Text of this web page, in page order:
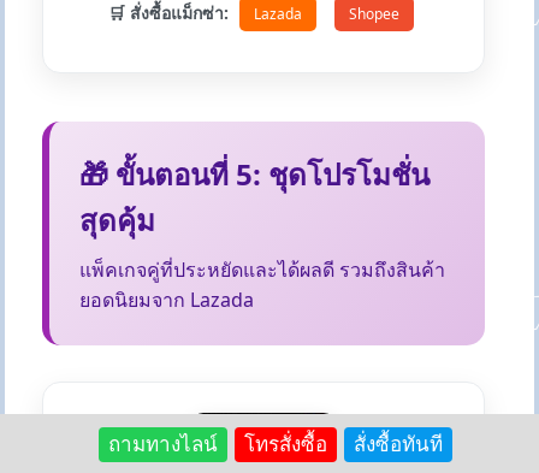
🛒 สั่งซื้อแม็กซ่า: Lazada Shopee
🎁 ขั้นตอนที่ 5: ชุดโปรโมชั่น
สุดคุ้ม
แพ็คเกจคู่ที่ประหยัดและได้ผลดี รวมถึงสินค้า
ยอดนิยมจาก Lazada
ถามทางไลน์ โทรสั่งซื้อ สั่งซื้อทันที